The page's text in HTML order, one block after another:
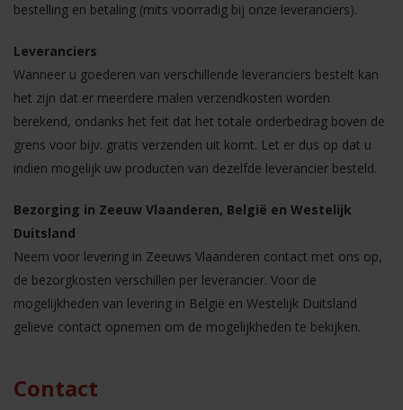
bestelling en betaling (mits voorradig bij onze leveranciers).
Leveranciers
Wanneer u goederen van verschillende leveranciers bestelt kan
het zijn dat er meerdere malen verzendkosten worden
berekend, ondanks het feit dat het totale orderbedrag boven de
grens voor bijv. gratis verzenden uit komt. Let er dus op dat u
indien mogelijk uw producten van dezelfde leverancier besteld.
Bezorging in Zeeuw Vlaanderen, België en Westelijk
Duitsland
Neem voor levering in Zeeuws Vlaanderen contact met ons op,
de bezorgkosten verschillen per leverancier. Voor de
mogelijkheden van levering in België en Westelijk Duitsland
gelieve contact opnemen om de mogelijkheden te bekijken.
Contact